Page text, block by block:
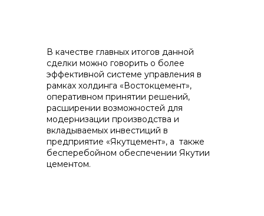
+7 (423) 234 50 50
В качестве главных итогов данной
сделки можно говорить о более
эффективной системе управления в
рамках холдинга «Востокцемент»,
оперативном принятии решений,
расширении возможностей для
модернизации производства и
вкладываемых инвестиций в
предприятие «Якутцемент», а также
бесперебойном обеспечении Якутии
цементом.